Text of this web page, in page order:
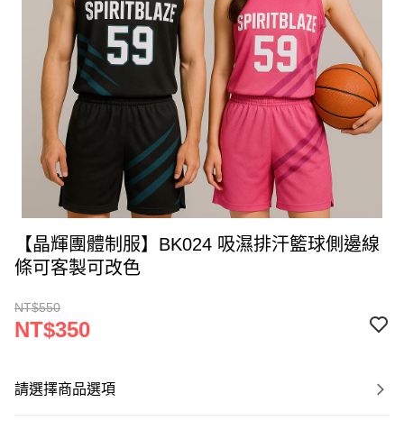
【晶輝團體制服】BK024 吸濕排汗籃球側邊線
條可客製可改色
NT$550
NT$350
請選擇商品選項